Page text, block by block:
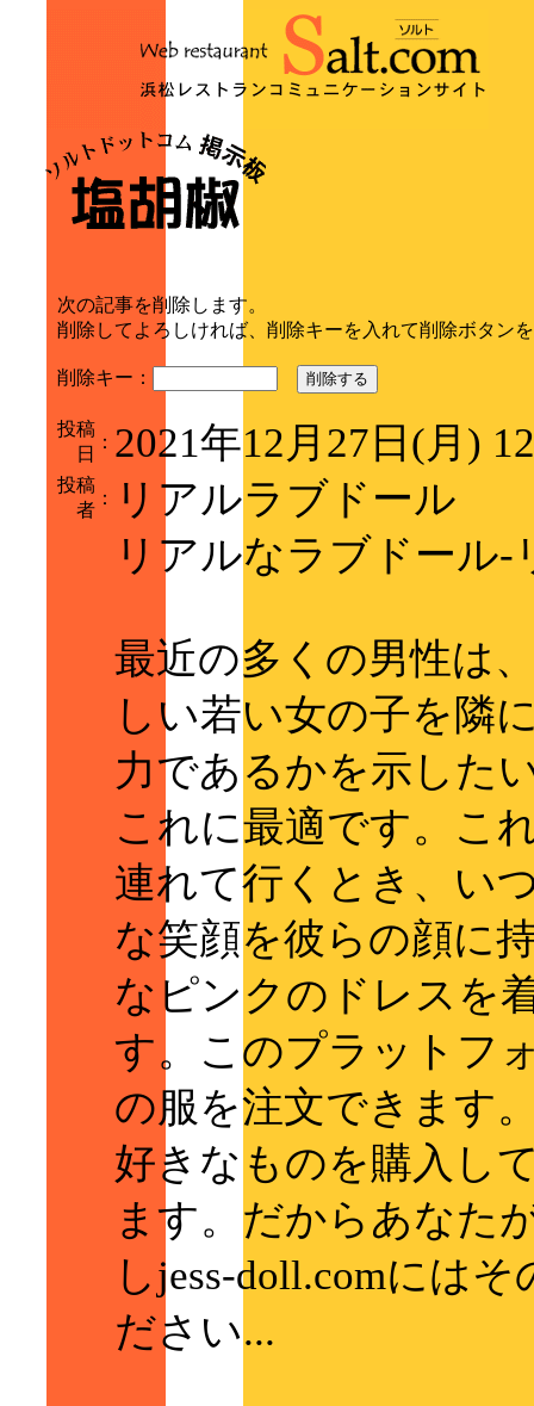
次の記事を削除します。
削除してよろしければ、削除キーを入れて削除ボタン
削除キー： 削除する
投稿
日
： 2021年12月27日(月)
投稿
者
： リアルラブドール
リアルなラブドール-
最近の多くの男性は
しい若い女の子を隣
力であるかを示した
これに最適です。こ
連れて行くとき、い
な笑顔を彼らの顔に
なピンクのドレスを
す。このプラットフ
の服を注文できます
好きなものを購入し
ます。だからあなた
しjess-doll.comには
ださい...